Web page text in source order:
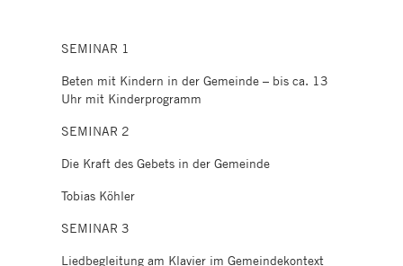
SEMINAR 1
Beten mit Kindern in der Gemeinde – bis ca. 13
Uhr mit Kinderprogramm
SEMINAR 2
Die Kraft des Gebets in der Gemeinde
Tobias Köhler
SEMINAR 3
Liedbegleitung am Klavier im Gemeindekontext